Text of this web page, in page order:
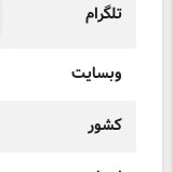
تلگرام
وبسایت
کشور